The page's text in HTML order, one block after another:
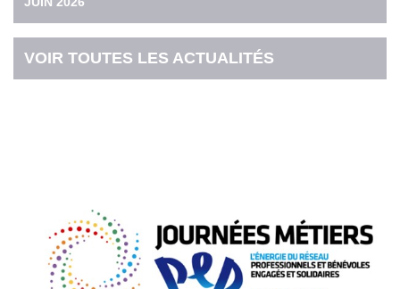
VOIR TOUTES LES ACTUALITÉS